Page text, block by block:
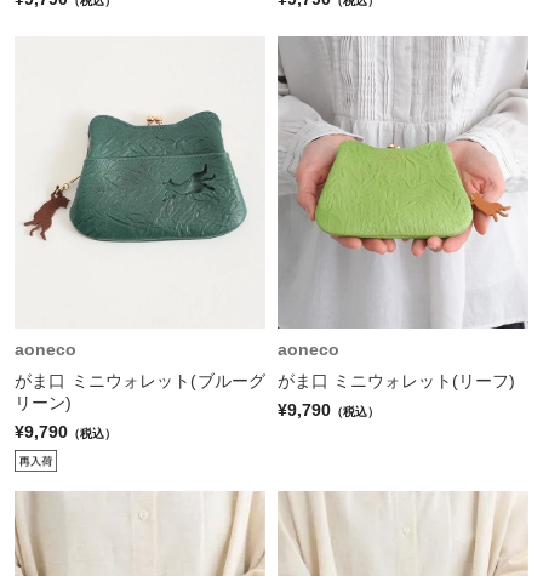
aoneco
がま口 ミニウォレット(ブルーグ
リーン)
¥9,790 （税込）
aoneco
がま口 ミニウォレット(リーフ)
¥9,790 （税込）